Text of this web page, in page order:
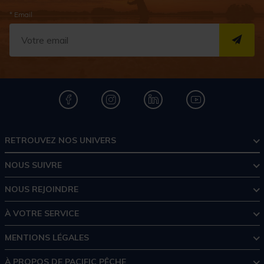
* Email
RETROUVEZ NOS UNIVERS
NOUS SUIVRE
NOUS REJOINDRE
À VOTRE SERVICE
MENTIONS LÉGALES
À PROPOS DE PACIFIC PÊCHE